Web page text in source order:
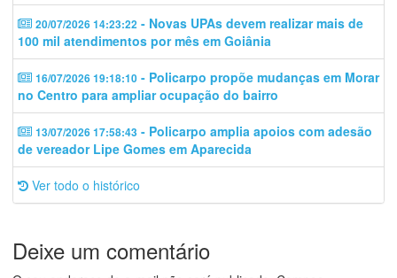
20/07/2026 14:23:22 - Novas UPAs devem realizar mais de
100 mil atendimentos por mês em Goiânia
16/07/2026 19:18:10 - Policarpo propõe mudanças em Morar
no Centro para ampliar ocupação do bairro
13/07/2026 17:58:43 - Policarpo amplia apoios com adesão
de vereador Lipe Gomes em Aparecida
Ver todo o histórico
Deixe um comentário